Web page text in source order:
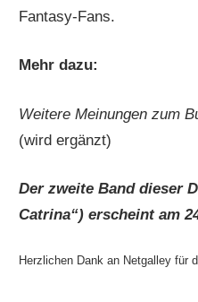
Fantasy-Fans.
Mehr dazu:
Weitere Meinungen zum
(wird ergänzt)
Der zweite Band dieser
Catrina“) erscheint am
Herzlichen Dank an Netgalley für